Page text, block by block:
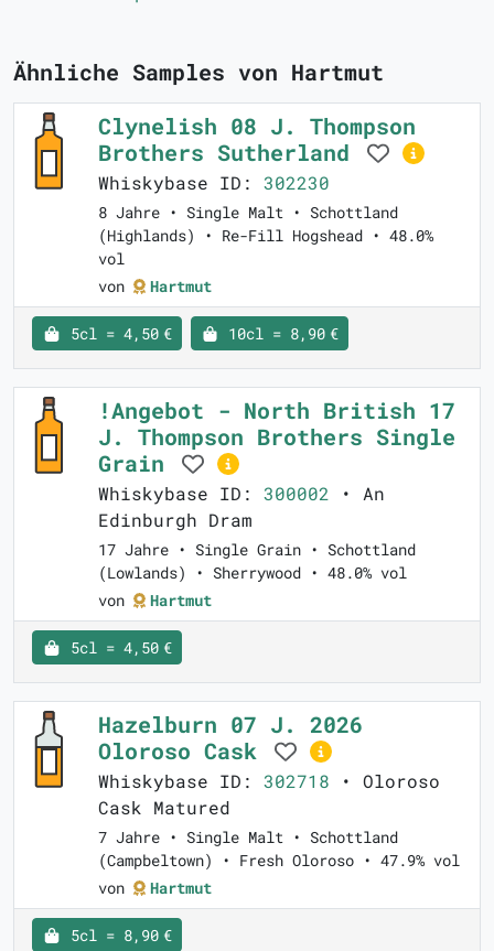
Ähnliche Samples von Hartmut
Clynelish 08 J. Thompson
Brothers Sutherland
Whiskybase ID: 302230
8 Jahre • Single Malt • Schottland
(Highlands) • Re-Fill Hogshead • 48.0%
vol
von
Hartmut
5cl = 4,50 € 10cl = 8,90 €
!Angebot - North British 17
J. Thompson Brothers Single
Grain
Whiskybase ID: 300002 • An
Edinburgh Dram
17 Jahre • Single Grain • Schottland
(Lowlands) • Sherrywood • 48.0% vol
von
Hartmut
5cl = 4,50 €
Hazelburn 07 J. 2026
Oloroso Cask
Whiskybase ID: 302718 • Oloroso
Cask Matured
7 Jahre • Single Malt • Schottland
(Campbeltown) • Fresh Oloroso • 47.9% vol
von
Hartmut
5cl = 8,90 €